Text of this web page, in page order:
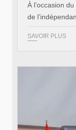
À l’occasion
de
SAVOIR PLUS